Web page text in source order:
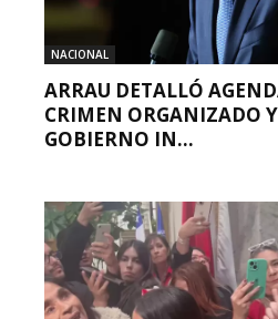
NACIONAL
ARRAU DETALLÓ
CRIMEN ORGANIZADO
GOBIERNO IN...